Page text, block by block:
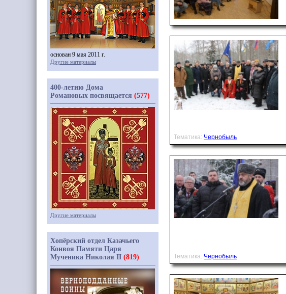
Тематика: Чернобыль
Тематика: Чернобыль
основан 9 мая 2011 г.
Другие материалы
400-летию Дома
Романовых посвящается (577)
Другие материалы
Хопёрский отдел Казачьего
Конвоя Памяти Царя
Мученика Николая II (819)